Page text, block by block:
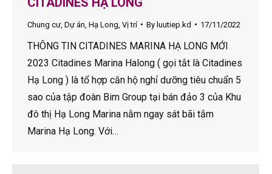
Chung cư Dự án Hạ Long Vị trí By luutiep.kd 17/11/2022
THÔNG TIN CITADINES MARINA HẠ LONG MỚI
2023 Citadines Marina Halong ( gọi tắt là Citadines
Hạ Long ) là tổ hợp căn hộ nghỉ dưỡng tiêu chuẩn 5
sao của tập đoàn Bim Group tại bán đảo 3 của Khu
đô thị Hạ Long Marina nằm ngay sát bãi tắm
Marina Hạ Long. Với…